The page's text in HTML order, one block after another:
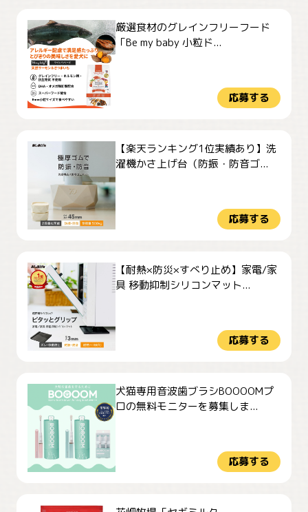
厳選食材のグレインフリーフード
「Be my baby 小粒ド...
応募する
【楽天ランキング1位実績あり】洗
濯機かさ上げ台（防振・防音ゴ...
応募する
【耐熱×防災×すべり止め】家電/家
具 移動抑制シリコンマット...
応募する
犬猫専用音波歯ブラシBOOOOMプ
ロの無料モニターを募集しま...
応募する